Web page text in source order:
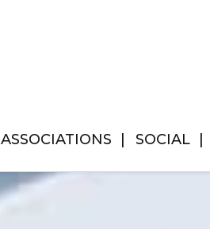
ASSOCIATIONS SOCIAL